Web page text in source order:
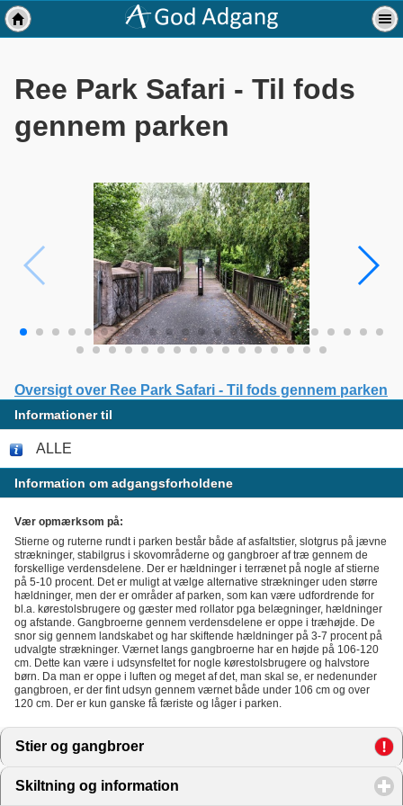
Ree Park Safari - Til fods
gennem parken
Oversigt over Ree Park Safari - Til fods gennem parken
Informationer til
ALLE
Information om adgangsforholdene
Vær opmærksom på:
Stierne og ruterne rundt i parken består både af asfaltstier, slotgrus på jævne
strækninger, stabilgrus i skovområderne og gangbroer af træ gennem de
forskellige verdensdelene. Der er hældninger i terrænet på nogle af stierne
på 5-10 procent. Det er muligt at vælge alternative strækninger uden større
hældninger, men der er områder af parken, som kan være udfordrende for
bl.a. kørestolsbrugere og gæster med rollator pga belægninger, hældninger
og afstande. Gangbroerne gennem verdensdelene er oppe i træhøjde. De
snor sig gennem landskabet og har skiftende hældninger på 3-7 procent på
udvalgte strækninger. Værnet langs gangbroerne har en højde på 106-120
cm. Dette kan være i udsynsfeltet for nogle kørestolsbrugere og halvstore
børn. Da man er oppe i luften og meget af det, man skal se, er nedenunder
gangbroen, er der fint udsyn gennem værnet både under 106 cm og over
120 cm. Der er kun ganske få færiste og låger i parken.
Stier og gangbroer
Skiltning og information